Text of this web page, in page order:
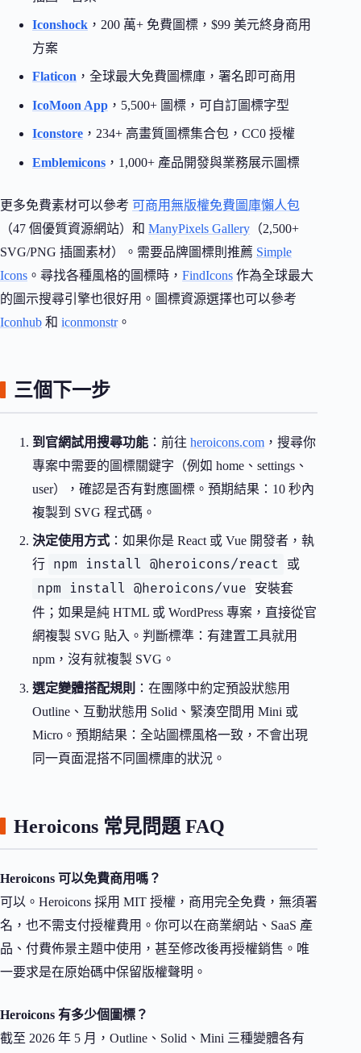
Iconshock ，200 萬+ 免費圖標，$99 美元終身商用
方案
Flaticon ，全球最大免費圖標庫，署名即可商用
IcoMoon App ，5,500+ 圖標，可自訂圖標字型
Iconstore ，234+ 高畫質圖標集合包，CC0 授權
Emblemicons ，1,000+ 產品開發與業務展示圖標
更多免費素材可以參考 可商用無版權免費圖庫懶人包
（47 個優質資源網站）和 ManyPixels Gallery （2,500+
SVG/PNG 插圖素材）。需要品牌圖標則推薦 Simple
Icons 。尋找各種風格的圖標時， FindIcons 作為全球最大
的圖示搜尋引擎也很好用。圖標資源選擇也可以參考
Iconhub 和 iconmonstr。
三個下一步
到官網試用搜尋功能 ：前往 heroicons.com ，搜尋你
專案中需要的圖標關鍵字（例如 home、settings、
user），確認是否有對應圖標。預期結果：10 秒內
複製到 SVG 程式碼。
決定使用方式 ：如果你是 React 或 Vue 開發者，執
行
npm install @heroicons/react 或
npm install @heroicons/vue
安裝套
件；如果是純 HTML 或 WordPress 專案，直接從官
網複製 SVG 貼入。判斷標準：有建置工具就用
npm，沒有就複製 SVG。
選定變體搭配規則
：在團隊中約定預設狀態用
Outline、互動狀態用 Solid、緊湊空間用 Mini 或
Micro。預期結果：全站圖標風格一致，不會出現
同一頁面混搭不同圖標庫的狀況。
Heroicons 常見問題 FAQ
Heroicons 可以免費商用嗎？
可以。Heroicons 採用 MIT 授權，商用完全免費，無須署
名，也不需支付授權費用。你可以在商業網站、SaaS 產
品、付費佈景主題中使用，甚至修改後再授權銷售。唯
一要求是在原始碼中保留版權聲明。
Heroicons 有多少個圖標？
截至 2026 年 5 月，Outline、Solid、Mini 三種變體各有